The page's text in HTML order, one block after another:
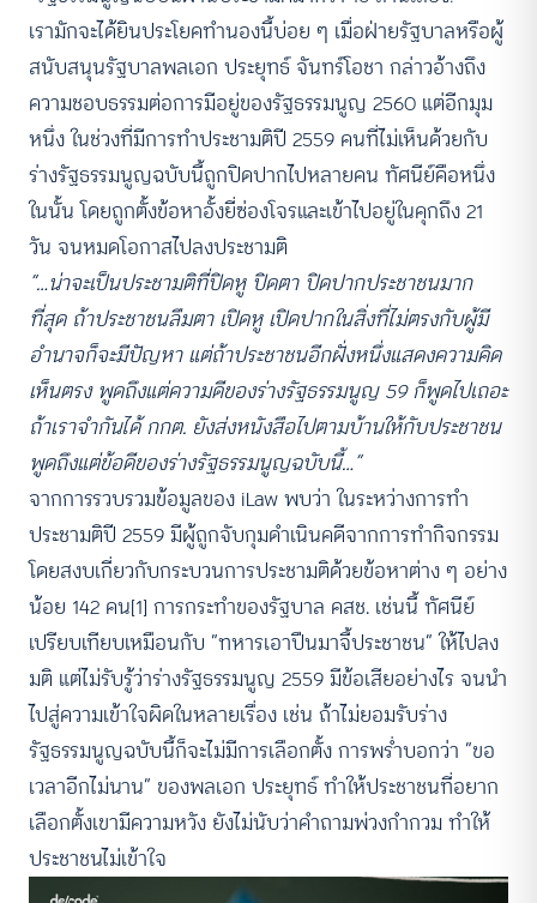
เรามักจะได้ยินประโยคทำนองนี้บ่อย ๆ เมื่อฝ่ายรัฐบาลหรือผู้
สนับสนุนรัฐบาลพลเอก ประยุทธ์ จันทร์โอชา กล่าวอ้างถึง
ความชอบธรรมต่อการมีอยู่ของรัฐธรรมนูญ 2560 แต่อีกมุม
หนึ่ง ในช่วงที่มีการทำประชามติปี 2559 คนที่ไม่เห็นด้วยกับ
ร่างรัฐธรรมนูญฉบับนี้ถูกปิดปากไปหลายคน ทัศนีย์คือหนึ่ง
ในนั้น โดยถูกตั้งข้อหาอั้งยี่ซ่องโจรและเข้าไปอยู่ในคุกถึง 21
วัน จนหมดโอกาสไปลงประชามติ
“…น่าจะเป็นประชามติที่ปิดหู ปิดตา ปิดปากประชาชนมาก
ที่สุด ถ้าประชาชนลืมตา เปิดหู เปิดปากในสิ่งที่ไม่ตรงกับผู้มี
อำนาจก็จะมีปัญหา แต่ถ้าประชาชนอีกฝั่งหนึ่งแสดงความคิด
เห็นตรง พูดถึงแต่ความดีของร่างรัฐธรรมนูญ 59 ก็พูดไปเถอะ
ถ้าเราจำกันได้ กกต. ยังส่งหนังสือไปตามบ้านให้กับประชาชน
พูดถึงแต่ข้อดีของร่างรัฐธรรมนูญฉบับนี้…”
จากการรวบรวมข้อมูลของ iLaw พบว่า ในระหว่างการทำ
ประชามติปี 2559 มีผู้ถูกจับกุมดำเนินคดีจากการทำกิจกรรม
โดยสงบเกี่ยวกับกระบวนการประชามติด้วยข้อหาต่าง ๆ อย่าง
น้อย 142 คน[1] การกระทำของรัฐบาล คสช. เช่นนี้ ทัศนีย์
เปรียบเทียบเหมือนกับ “ทหารเอาปืนมาจี้ประชาชน” ให้ไปลง
มติ แต่ไม่รับรู้ว่าร่างรัฐธรรมนูญ 2559 มีข้อเสียอย่างไร จนนำ
ไปสู่ความเข้าใจผิดในหลายเรื่อง เช่น ถ้าไม่ยอมรับร่าง
รัฐธรรมนูญฉบับนี้ก็จะไม่มีการเลือกตั้ง การพร่ำบอกว่า “ขอ
เวลาอีกไม่นาน” ของพลเอก ประยุทธ์ ทำให้ประชาชนที่อยาก
เลือกตั้งเขามีความหวัง ยังไม่นับว่าคำถามพ่วงกำกวม ทำให้
ประชาชนไม่เข้าใจ